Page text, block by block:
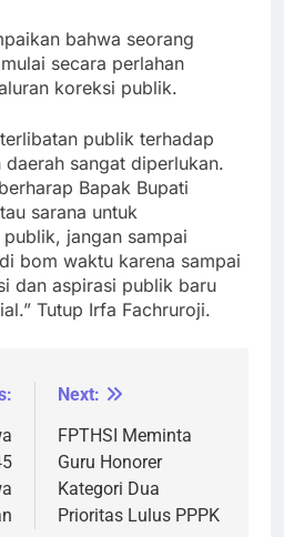
bahwa seorang
secara perlahan
koreksi publik.
publik terhadap
sangat diperlukan.
Bapak Bupati
sarana untuk
jangan sampai
bom waktu karena sampai
dan aspirasi publik baru
Tutup Irfa Fachruroji.
Next:
FPTHSI Meminta
Guru Honorer
Kategori Dua
Prioritas Lulus PPPK